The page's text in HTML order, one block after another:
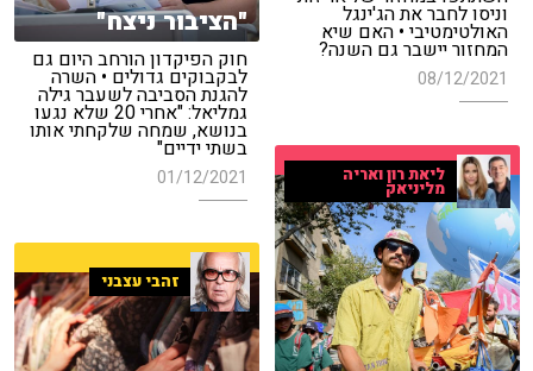
וניסו לחבר את הג'ינגל
האולטימטיבי • האם שיא
המחזור יישבר גם השנה?
08/12/2021
"הציבור ניצח"
חוק הפיקדון הורחב היום גם
לבקבוקים גדולים • השרה
להגנת הסביבה לשעבר גילה
גמליאל: "אחרי 20 שלא נגעו
בנושא, שמחה שלקחתי אותו
בשתי ידיים"
01/12/2021 ליאת רון ואריה
מליניאק
זהבי עצבני